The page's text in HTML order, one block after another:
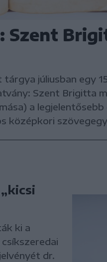
Szent
tárgya júliusban egy
Szent Brigitta
a legjelentősebb
középkori
ki a
dr.